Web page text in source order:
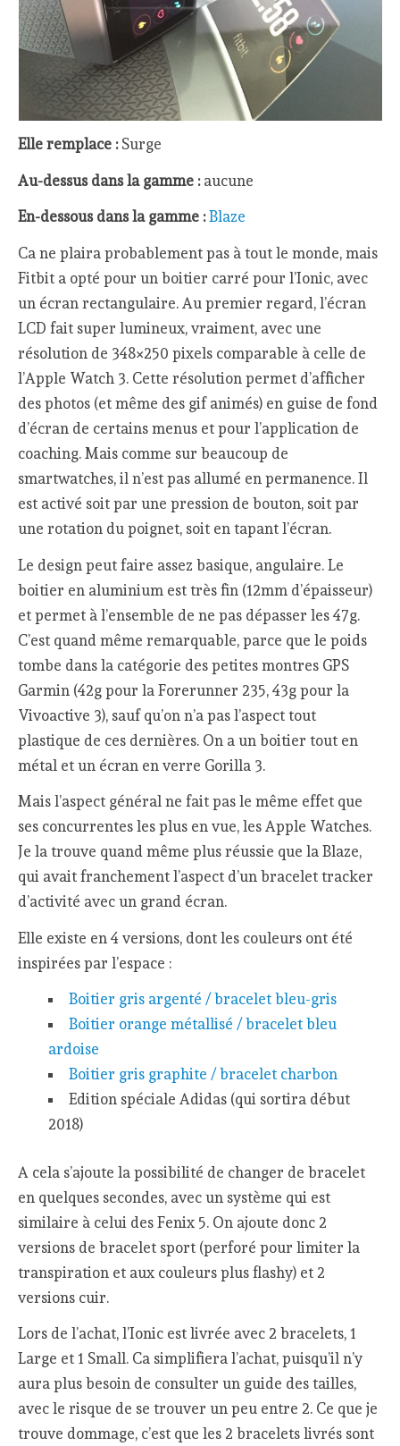
Elle remplace :Surge
Au-dessus dans la gamme :aucune
En-dessous dans la gamme : Blaze
Ca ne plaira probablement pas à tout le monde, mais
Fitbit a opté pour un boitier carré pour l’Ionic, avec
un écran rectangulaire. Au premier regard, l’écran
LCD fait super lumineux, vraiment, avec une
résolution de 348×250 pixels comparable à celle de
l’Apple Watch 3. Cette résolution permet d’afficher
des photos (et même des gif animés) en guise de fond
d’écran de certains menus et pour l’application de
coaching. Mais comme sur beaucoup de
smartwatches, il n’est pas allumé en permanence. Il
est activé soit par une pression de bouton, soit par
une rotation du poignet, soit en tapant l’écran.
Le design peut faire assez basique, angulaire. Le
boitier en aluminium est très fin (12mm d’épaisseur)
et permet à l’ensemble de ne pas dépasser les 47g.
C’est quand même remarquable, parce que le poids
tombe dans la catégorie des petites montres GPS
Garmin (42g pour la Forerunner 235, 43g pour la
Vivoactive 3), sauf qu’on n’a pas l’aspect tout
plastique de ces dernières. On a un boitier tout en
métal et un écran en verre Gorilla 3.
Mais l’aspect général ne fait pas le même effet que
ses concurrentes les plus en vue, les Apple Watches.
Je la trouve quand même plus réussie que la Blaze,
qui avait franchement l’aspect d’un bracelet tracker
d’activité avec un grand écran.
Elle existe en 4 versions, dont les couleurs ont été
inspirées par l’espace :
Boitier gris argenté / bracelet bleu-gris
Boitier orange métallisé / bracelet bleu
ardoise
Boitier gris graphite / bracelet charbon
Edition spéciale Adidas (qui sortira début
2018)
A cela s’ajoute la possibilité de changer de bracelet
en quelques secondes, avec un système qui est
similaire à celui des Fenix 5. On ajoute donc 2
versions de bracelet sport (perforé pour limiter la
transpiration et aux couleurs plus flashy) et 2
versions cuir.
Lors de l’achat, l’Ionic est livrée avec 2 bracelets, 1
Large et 1 Small. Ca simplifiera l’achat, puisqu’il n’y
aura plus besoin de consulter un guide des tailles,
avec le risque de se trouver un peu entre 2. Ce que je
trouve dommage, c’est que les 2 bracelets livrés sont